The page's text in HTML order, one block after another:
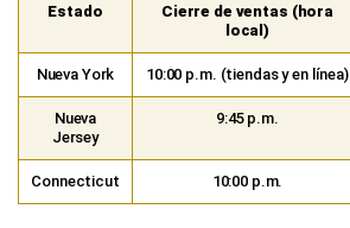
Estado
Cierre de ventas (hora
local)
Nueva York 10:00 p.m. (tiendas y en línea)
Nueva
Jersey
9:45 p.m.
Connecticut 10:00 p.m.